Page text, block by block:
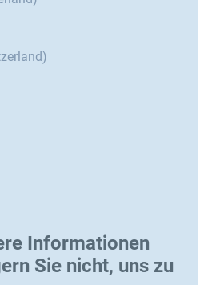
Informationen
Sie nicht, uns zu